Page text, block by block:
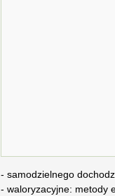
- samodzielnego
- waloryzacyjne: metody